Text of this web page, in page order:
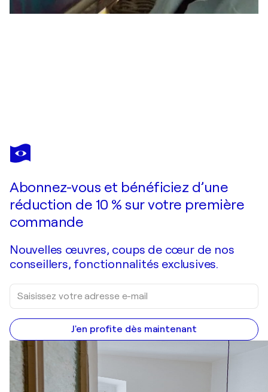
DANIEL
BURGRAEVE
Je passe commande
Abonnez-vous et bénéficiez d’une
réduction de 10 % sur votre première
commande
Nouvelles œuvres, coups de cœur de nos
conseillers, fonctionnalités exclusives.
J'en profite dès maintenant